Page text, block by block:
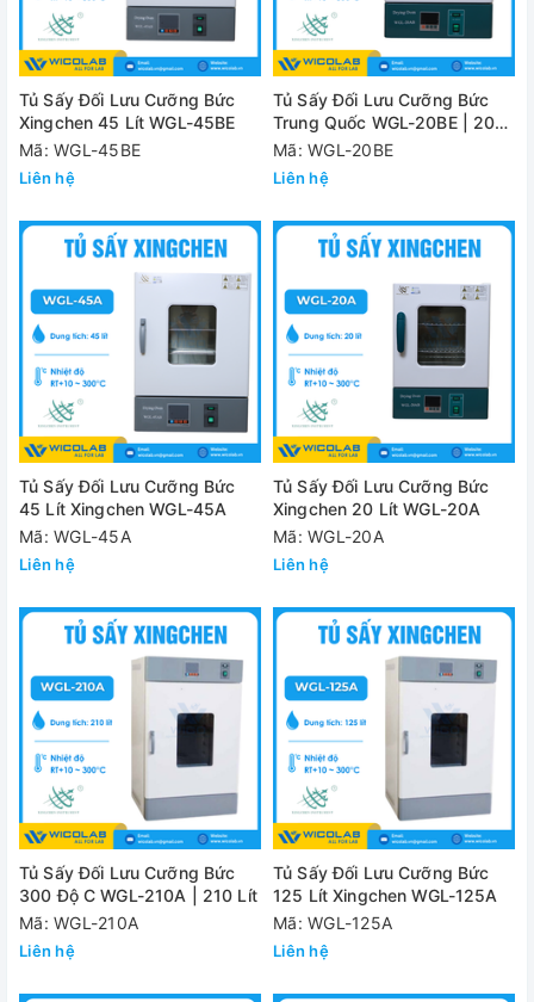
Tủ Sấy Đối Lưu Cưỡng Bức
Xingchen 45 Lít WGL-45BE
Mã: WGL-45BE
Liên hệ
Tủ Sấy Đối Lưu Cưỡng Bức
Trung Quốc WGL-20BE | 20
Lít
Mã: WGL-20BE
Liên hệ
Tủ Sấy Đối Lưu Cưỡng Bức
45 Lít Xingchen WGL-45A
Mã: WGL-45A
Liên hệ
Tủ Sấy Đối Lưu Cưỡng Bức
Xingchen 20 Lít WGL-20A
Mã: WGL-20A
Liên hệ
Tủ Sấy Đối Lưu Cưỡng Bức
300 Độ C WGL-210A | 210 Lít
Mã: WGL-210A
Liên hệ
Tủ Sấy Đối Lưu Cưỡng Bức
125 Lít Xingchen WGL-125A
Mã: WGL-125A
Liên hệ